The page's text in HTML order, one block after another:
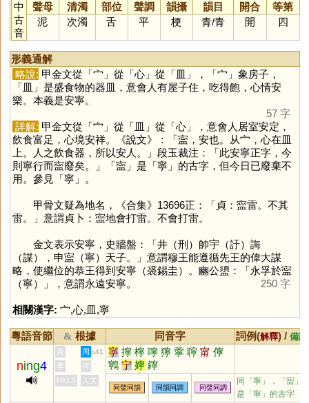
中
古
音
聲母 清濁 部位 聲調 韻攝 韻目 開合
等第
泥
次濁 舌 平 梗 青/青 開 四
形義通解
略說: 甲金文從「宀 」從「心」從「皿 」，「宀 」象房子，
「皿 」是盛食物的器皿，意會人有屋子住，吃得飽，心情安
樂。本義是安寧。
57 字
詳解: 甲金文從「宀 」從「皿 」從「心」，意會人居室安定，
飲食富足，心境安祥。《說文》：「寍，安也。从宀，心在皿
上。人之飲食器，所以安人。」段玉裁注：「此安寧正字，今
則寧行而寍廢矣。」「寍 」是「寧」的古字，但今日已廢棄不
用。參見「寧」。
甲骨文疑為地名，《合集》13696正：「貞：寍雷。不其
雷。」意謂貞卜：寍地會打雷。不會打雷。
金文表示安寧，史牆盤：「井（刑）帥宇（訏）誨
（謀），申寍（寧）天子。」意謂穆王能遵循先王的偉大謀
略，使繼位的恭王得到安寧（裘錫圭）。豳公盨：「永孚於寍
（寧）」，意謂永遠安寧。
250 字
相關漢字: 宀,心,皿 ,寧
粵語音節 & 根據 同音字 詞例(解釋) / 備註
ning4
黃 周 p41 寧 擰 檸 嚀 獰 薴 聹 甯 儜
鸋 宁 嬣 鑏
李
何
HKLS
人文
同聲同韻 同韻同調 同聲同調
同「寧 」，「寍」
是「寧」的古字